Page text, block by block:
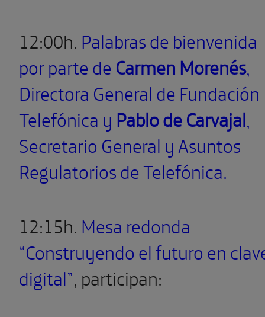
12:00h. Palabras de bienvenida
por parte de Carmen Morenés,
Directora General de Fundación
Telefónica y Pablo de Carvajal,
Secretario General y Asuntos
Regulatorios de Telefónica.
12:15h. Mesa redonda
“Construyendo el futuro en
digital”, participan: